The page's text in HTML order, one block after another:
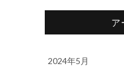
ア
2024年5月